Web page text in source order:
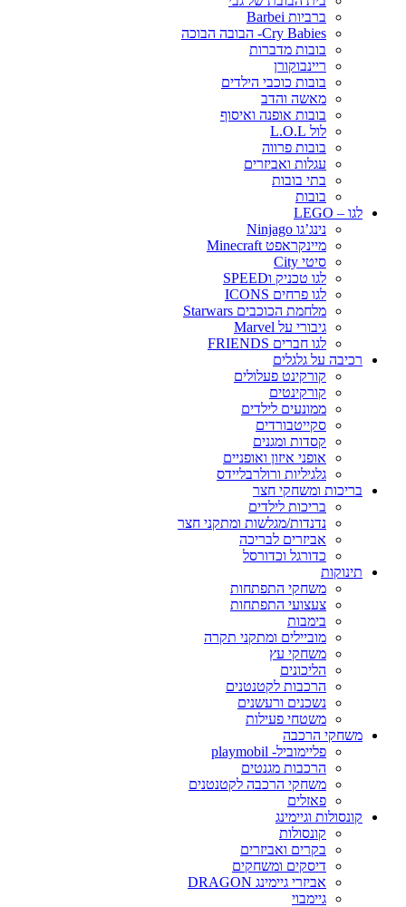
ברביות Barbei
Cry Babies- הבובה הבוכה
בובות מדברות
ריינבוקורן
בובות כוכבי הילדים
מאשה והדב
בובות אופנה ואיסוף
לול L.O.L
בובות פרווה
עגלות ואביזרים
בתי בובות
בובות
לגו – LEGO
נינג’גו Ninjago
מיינקראפט Minecraft
סיטי City
לגו טכניק וSPEED
לגו פרחים ICONS
מלחמת הכוכבים Starwars
גיבורי על Marvel
לגו חברים FRIENDS
רכיבה על גלגלים
קורקינט פעלולים
קורקינטים
ממונעים לילדים
סקייטבורדים
קסדות ומגנים
אופני איזון ואופניים
גלגיליות ורולרבליידס
בריכות ומשחקי חצר
בריכות לילדים
נדנדות/מגלשות ומתקני חצר
אביזרים לבריכה
כדורגל וכדורסל
תינוקות
משחקי התפתחות
צעצועי התפתחות
בימבות
מוביילים ומתקני תקרה
משחקי עץ
הליכונים
הרכבות לקטנטנים
נשכנים ורעשנים
משטחי פעילות
משחקי הרכבה
פליימוביל- playmobil
הרכבות מגנטים
משחקי הרכבה לקטנטנים
פאזלים
קונסולות וגיימינג
קונסולות
בקרים ואביזרים
דיסקים ומשחקים
אביזרי גיימינג DRAGON
גיימבוי